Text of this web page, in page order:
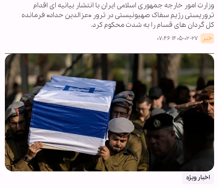
وزارت امور خارجه جمهوری اسلامی ایران با انتشار بیانیه ای اقدام
تروریستی رژیم سفاک صهیونیستی در ترور «عزالدین حداد» فرمانده
کل گردان های قسام را به شدت محکوم کرد.
خبر ۱۴۰۵-۰۲-۲۷ ۰۷:۴۶
اخبار ویژه